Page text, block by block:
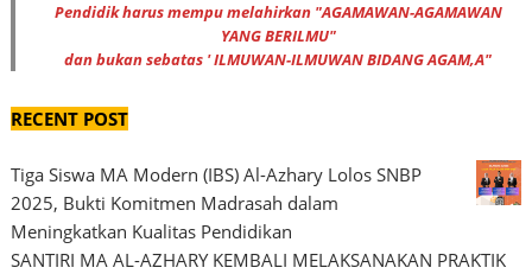
Pendidik harus mempu melahirkan "AGAMAWAN-AGAMAWAN
YANG BERILMU"
dan bukan sebatas ' ILMUWAN-ILMUWAN BIDANG AGAM,A"
RECENT POST
Tiga Siswa MA Modern (IBS) Al-Azhary Lolos SNBP
2025, Bukti Komitmen Madrasah dalam
Meningkatkan Kualitas Pendidikan
SANTIRI MA AL-AZHARY KEMBALI MELAKSANAKAN PRAKTIK